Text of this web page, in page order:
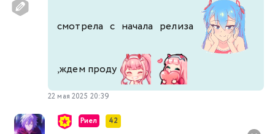
смотрела с начала релиза
,ждем проду
22 мая 2025 20:39
Риел 42